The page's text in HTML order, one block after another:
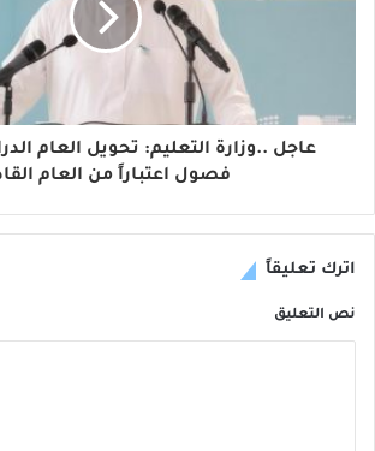
فصول اعتباراً من العام
اترك تعليقاً
نص التعليق